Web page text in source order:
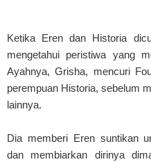
Ketika Eren dan Historia
mengetahui peristiwa yang
Ayahnya, Grisha, mencuri
perempuan Historia, sebelum
lainnya.
Dia memberi Eren suntikan
dan membiarkan dirinya